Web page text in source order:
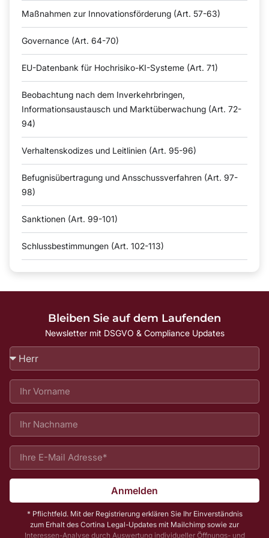
Maßnahmen zur Innovationsförderung (Art. 57-63)
Governance (Art. 64-70)
EU-Datenbank für Hochrisiko-KI-Systeme (Art. 71)
Beobachtung nach dem Inverkehrbringen,
Informationsaustausch und Marktüberwachung (Art. 72-
94)
Verhaltenskodizes und Leitlinien (Art. 95-96)
Befugnisübertragung und Ansschussverfahren (Art. 97-
98)
Sanktionen (Art. 99-101)
Schlussbestimmungen (Art. 102-113)
Bleiben Sie auf dem Laufenden
Newsletter mit DSGVO & Compliance Updates
Anmelden
* Pflichtfeld. Mit der Registrierung erklären Sie Ihr Einverständnis
zum Erhalt des Cortina Legal-Updates mit Mailchimp sowie zur
Interessen-Analyse durch Auswertung individueller Öffnungs- und